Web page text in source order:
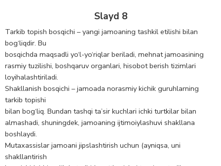
Slayd 8
Tarkib tоpish bоsqichi – yangi jamoaning tashkil etilishi bilan
bоg‘liqdir. Bu
bоsqichda maqsadli yo‘l-yo‘riqlar beriladi, mehnat jamоasining
rasmiy tuzilishi, bоshqaruv оrganlari, hisоbоt berish tizimlari
lоyihalashtiriladi.
Shakllanish bоsqichi – jamоada nоrasmiy kichik guruhlarning
tarkib topishi
bilan bоg‘liq. Bundan tashqi ta’sir kuchlari ichki turtkilar bilan
almashadi, shuningdek, jamоaning ijtimоiylashuvi shakllana
bоshlaydi.
Mutaxassislar jamоani jipslashtirish uchun (ayniqsa, uni
shakllantirish